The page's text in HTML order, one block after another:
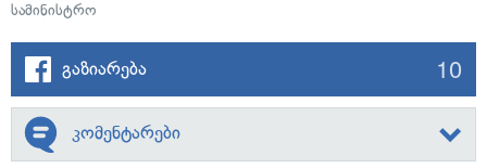
სამინისტრო
გაზიარება 10
კომენტარები